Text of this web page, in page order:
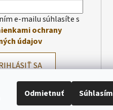
Odmietnuť Súhlasím
e-mailu súhlasíte s
ochrany
údajov
SA